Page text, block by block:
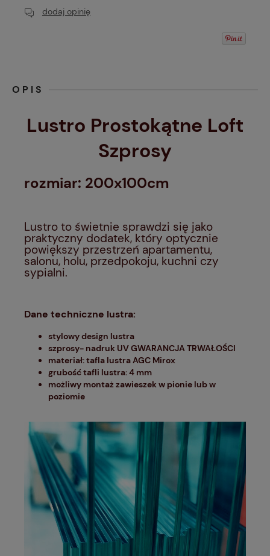
dodaj opinię
OPIS
Lustro Prostokątne Loft
Szprosy
rozmiar: 200x100cm
Lustro to świetnie sprawdzi się jako
praktyczny dodatek, który optycznie
powiększy przestrzeń apartamentu,
salonu, holu, przedpokoju, kuchni czy
sypialni.
Dane techniczne lustra:
stylowy design lustra
szprosy- nadruk UV GWARANCJA TRWAŁOŚCI
materiał: tafla lustra AGC Mirox
grubość tafli lustra: 4 mm
możliwy montaż zawieszek w pionie lub w
poziomie